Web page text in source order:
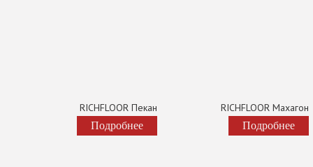
RICHFLOOR Пекан
Подробнее
RICHFLOOR Махагон
Подробнее